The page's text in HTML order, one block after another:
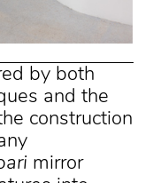
by both
and the
construction
mirror